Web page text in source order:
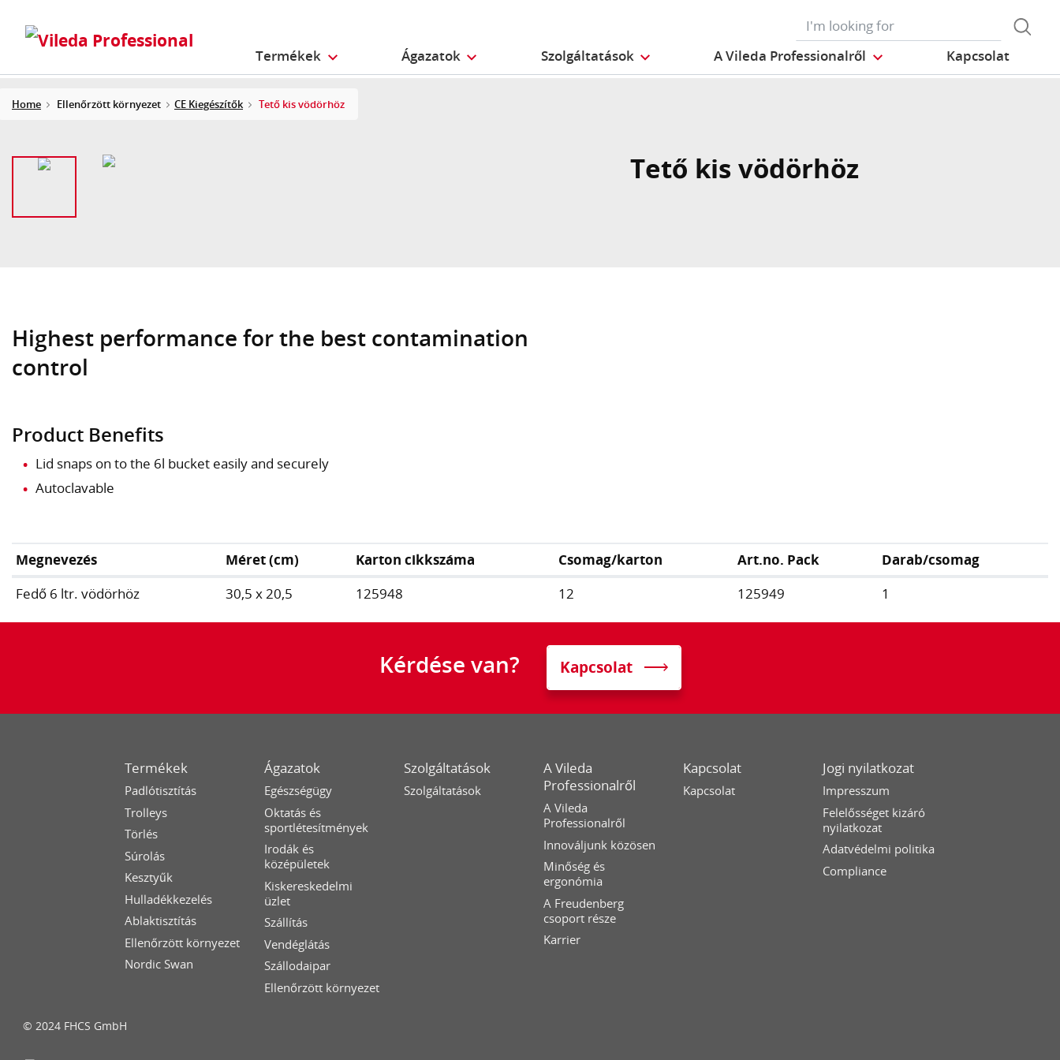
Termékek Ágazatok Szolgáltatások A Vileda Professionalről Kapcsolat
Home Ellenőrzött környezet CE Kiegészítők Tető kis vödörhöz
Tető kis vödörhöz
Highest performance for the best contamination
control
Product Benefits
Lid snaps on to the 6l bucket easily and securely
Autoclavable
Megnevezés Méret (cm) Karton cikkszáma Csomag/karton Art.no. Pack
Darab/csomag
Fedő 6 ltr. vödörhöz
30,5 x 20,5 125948 12 125949 1
Kérdése van? Kapcsolat
Termékek
Padlótisztítás
Trolleys
Törlés
Súrolás
Kesztyűk
Hulladékkezelés
Ablaktisztítás
Ellenőrzött környezet
Nordic Swan
Ágazatok
Egészségügy
Oktatás és
sportlétesítmények
Irodák és
középületek
Kiskereskedelmi
üzlet
Szállítás
Vendéglátás
Szállodaipar
Ellenőrzött környezet
Szolgáltatások
Szolgáltatások
A Vileda
Professionalről
A Vileda
Professionalről
Innováljunk közösen
Minőség és
ergonómia
A Freudenberg
csoport része
Karrier
Kapcsolat
Kapcsolat
Jogi nyilatkozat
Impresszum
Felelősséget kizáró
nyilatkozat
Adatvédelmi politika
Compliance
© 2024 FHCS GmbH